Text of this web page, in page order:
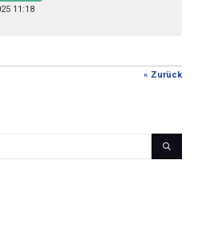
11:18
« Zurück